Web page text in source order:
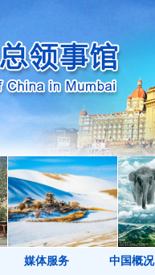
媒体服务 中国概况